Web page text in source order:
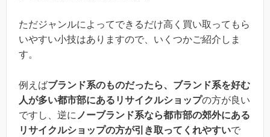
ただジャンルによってできるだけ高く買い取ってもら
いやすい小技はありますので、いくつかご紹介しま
す。
例えばブランド系のものだったら、ブランド系を好む
人が多い都市部にあるリサイクルショップの方が良い
ですし、逆に ノーブランド系なら都市部の郊外にある
リサイクルショップの方が引き取ってくれやすいで